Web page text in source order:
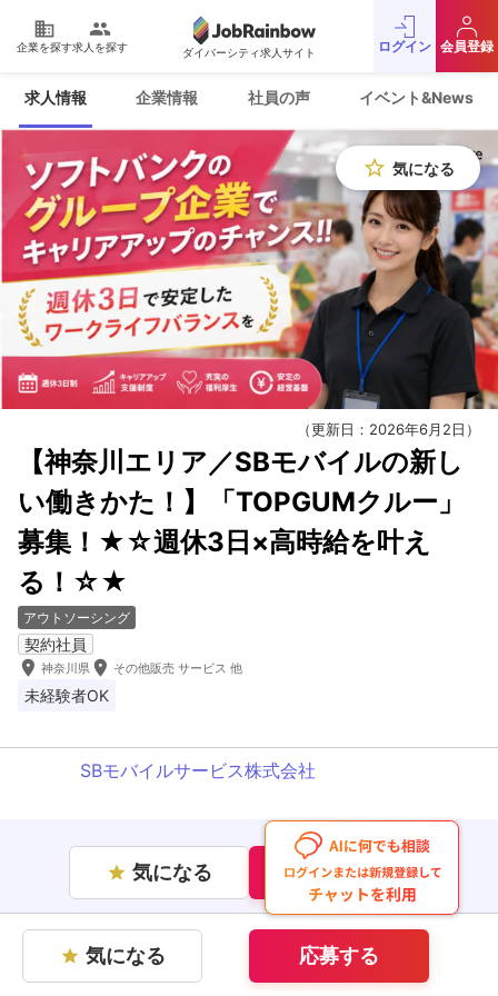
domain
企業を探す
people
求人を探す ダイバーシティ求人サイト ログイン 会員登録
star 気になる 応募する
求人情報 企業情報 社員の声 イベント&News
star_border 気になる
（更新日：2026年6月2日）
【神奈川エリア／SBモバイルの新し
い働きかた！】「TOPGUMクルー」
募集！★☆週休3日×高時給を叶え
る！☆★
アウトソーシング
契約社員
room 神奈川県 room その他販売 サービス 他
未経験者OK
SBモバイルサービス株式会社
star 気になる 応募する
企業情報を見る
プライバシーポリシー
採用をお考えの企業様
JobRainbow MAGAZINE
© 2016 JobRainbow Co.,Ltd.